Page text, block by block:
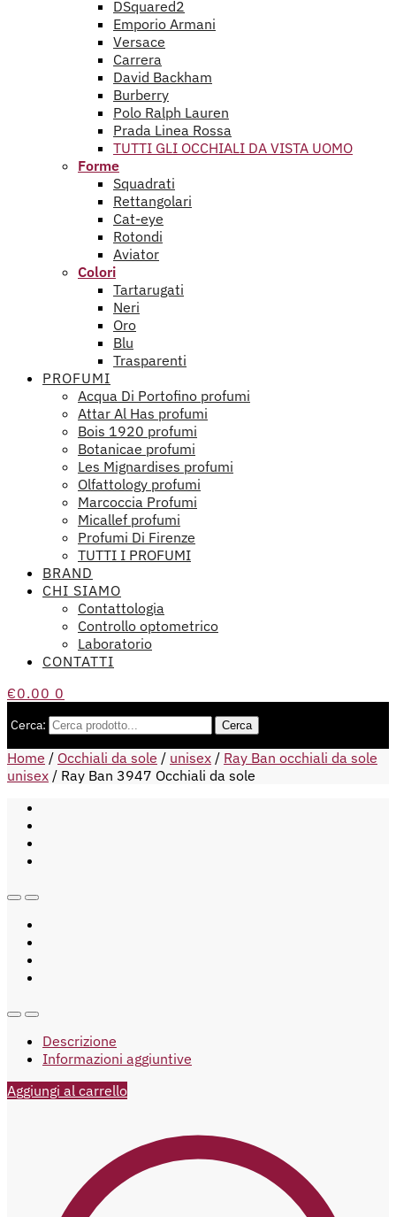
DSquared2
Emporio Armani
Versace
Carrera
David Backham
Burberry
Polo Ralph Lauren
Prada Linea Rossa
TUTTI GLI OCCHIALI DA VISTA UOMO
Forme
Squadrati
Rettangolari
Cat-eye
Rotondi
Aviator
Colori
Tartarugati
Neri
Oro
Blu
Trasparenti
PROFUMI
Acqua Di Portofino profumi
Attar Al Has profumi
Bois 1920 profumi
Botanicae profumi
Les Mignardises profumi
Olfattology profumi
Marcoccia Profumi
Micallef profumi
Profumi Di Firenze
TUTTI I PROFUMI
BRAND
CHI SIAMO
Contattologia
Controllo optometrico
Laboratorio
CONTATTI
€0.00 0
Cerca: Cerca
Home / Occhiali da sole / unisex / Ray Ban occhiali da sole
unisex / Ray Ban 3947 Occhiali da sole
Descrizione
Informazioni aggiuntive
Aggiungi al carrello